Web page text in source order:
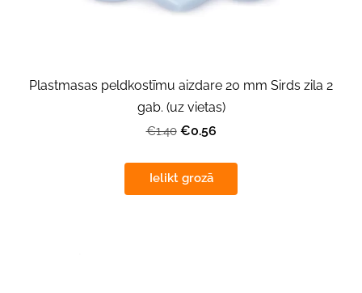
Plastmasas peldkostīmu aizdare 20 mm Sirds zila 2
gab. (uz vietas)
€1.40 €0.56
Ielikt grozā